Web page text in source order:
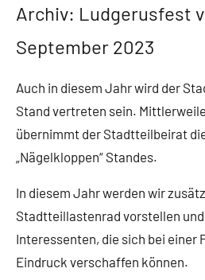
o
c
Archiv: Ludgerusfest
September 2023
Auch in diesem Jahr wird der
Stand vertreten sein.
übernimmt der Stadtteilbeirat
„Nägelkloppen“ Standes.
In diesem Jahr werden wir
Stadtteillastenrad vorstellen
Interessenten, die sich bei einer
Eindruck verschaffen können.